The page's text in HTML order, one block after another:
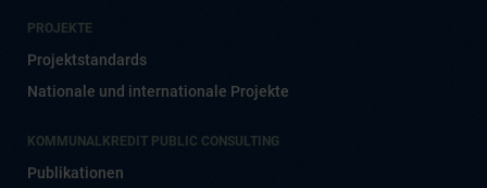
PROJEKTE
Projektstandards
Nationale und internationale Projekte
KOMMUNALKREDIT PUBLIC CONSULTING
Publikationen